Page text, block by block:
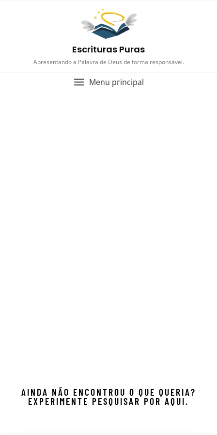
Escrituras Puras
Apresentando a Palavra de Deus de forma responsável.
Menu principal
AINDA NÃO ENCONTROU O QUE QUERIA?
EXPERIMENTE PESQUISAR POR AQUI.